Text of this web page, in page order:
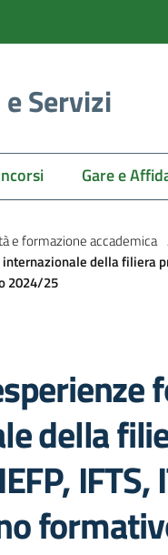
Servizi
Gare e
e formazione accademica
della filiera
2024/25
della
IFTS,